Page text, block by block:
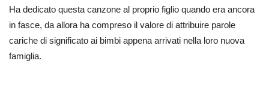
Ha dedicato questa canzone al proprio figlio quando era ancora
in fasce, da allora ha compreso il valore di attribuire parole
cariche di significato ai bimbi appena arrivati nella loro nuova
famiglia.